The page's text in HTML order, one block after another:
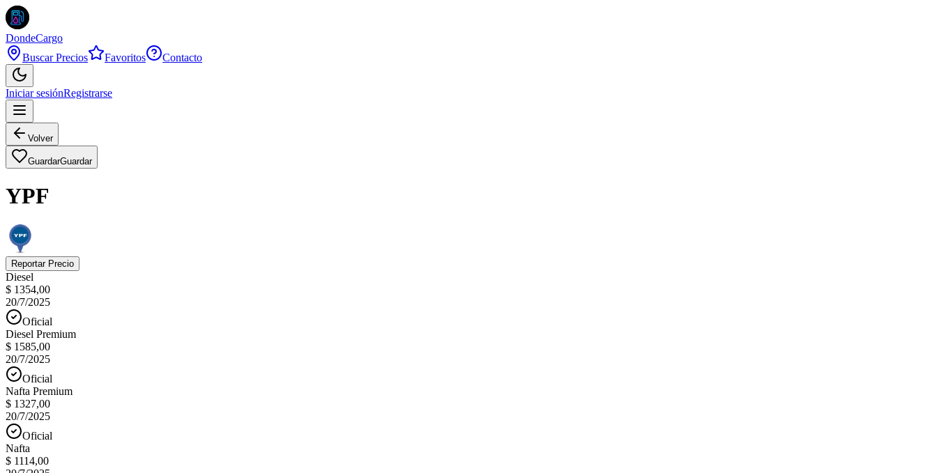
DondeCargo
Buscar Precios
Favoritos Contacto
Iniciar sesiónRegistrarse
Volver
GuardarGuardar
YPF
Reportar Precio
Diesel
$ 1354,00
20/7/2025
Oficial
Diesel Premium
$ 1585,00
20/7/2025
Oficial
Nafta Premium
$ 1327,00
20/7/2025
Oficial
Nafta
$ 1114,00